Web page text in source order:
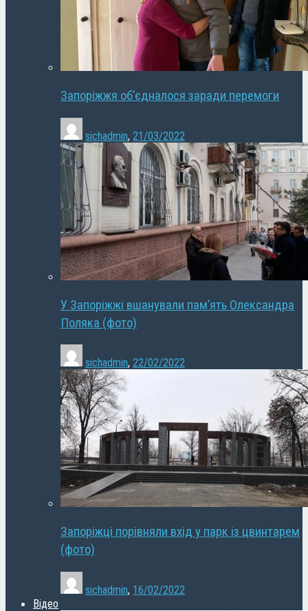
Запоріжжя об’єдналося заради перемоги
sichadmin, 21/03/2022
У Запоріжжі вшанували пам’ять Олександра
Поляка (фото)
sichadmin, 22/02/2022
Запоріжці порівняли вхід у парк із цвинтарем
(фото)
sichadmin, 16/02/2022
Відео